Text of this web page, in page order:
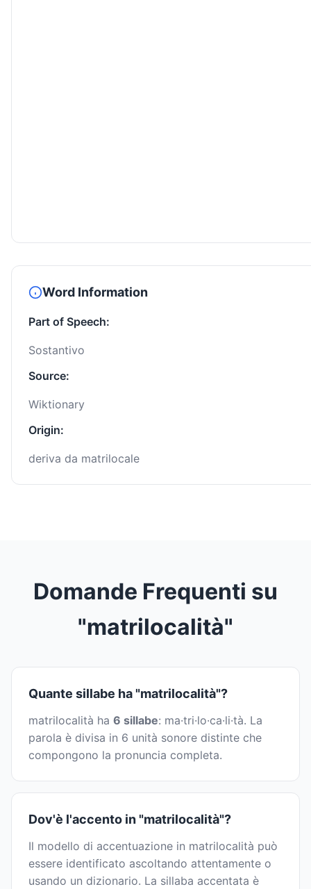
Word Information
Part of Speech:
Sostantivo
Source:
Wiktionary
Origin:
deriva da matrilocale
Domande Frequenti su
"matrilocalità"
Quante sillabe ha "matrilocalità"?
matrilocalità ha 6 sillabe: ma·tri·lo·ca·li·tà. La
parola è divisa in 6 unità sonore distinte che
compongono la pronuncia completa.
Dov'è l'accento in "matrilocalità"?
Il modello di accentuazione in matrilocalità può
essere identificato ascoltando attentamente o
usando un dizionario. La sillaba accentata è